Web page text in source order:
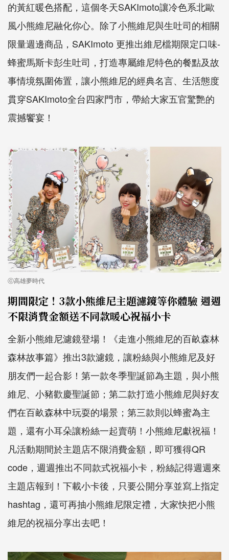
的黃紅暖色搭配，這個冬天SAKImoto讓冷色系北歐
風小熊維尼融化你心。除了小熊維尼與生吐司的相關
限量週邊商品，SAKImoto 更推出維尼檔期限定口味-
蜂蜜馬斯卡彭生吐司，打造專屬維尼特色的餐點及故
事情境氛圍佈置，讓小熊維尼的經典名言、生活態度
貫穿SAKImoto全台四家門市，帶給大家五官驚艷的
震撼饗宴！
ⓒ高雄夢時代
期間限定！3款小熊維尼主題濾鏡等你體驗 週週
不限消費金額送不同款暖心祝福小卡
全新小熊維尼濾鏡登場！《走進小熊維尼的百畝森林
森林故事篇》推出3款濾鏡，讓粉絲與小熊維尼及好
朋友們一起合影！第一款冬季聖誕節為主題，與小熊
維尼、小豬歡慶聖誕節；第二款打造小熊維尼與好友
們在百畝森林中玩耍的場景；第三款則以蜂蜜為主
題，還有小耳朵讓粉絲一起賣萌！小熊維尼獻祝福！
凡活動期間於主題店不限消費金額，即可獲得QR
code，週週推出不同款式祝福小卡，粉絲記得週週來
主題店報到！下載小卡後，只要公開分享並寫上指定
hashtag，還可再抽小熊維尼限定禮，大家快把小熊
維尼的祝福分享出去吧！